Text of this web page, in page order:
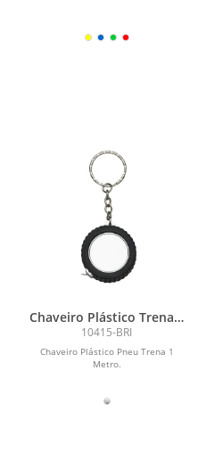
Chaveiro Plástico Trena 1
Metro
10415-BRI
Chaveiro Plástico Pneu Trena 1
Metro.